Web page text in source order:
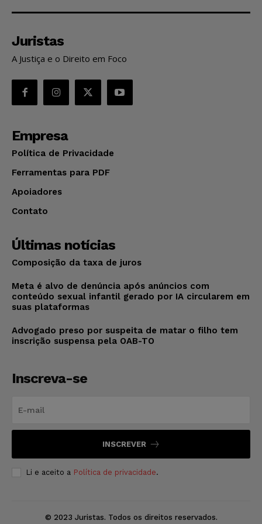
Juristas
A Justiça e o Direito em Foco
Empresa
Política de Privacidade
Ferramentas para PDF
Apoiadores
Contato
Últimas notícias
Composição da taxa de juros
Meta é alvo de denúncia após anúncios com
conteúdo sexual infantil gerado por IA circularem em
suas plataformas
Advogado preso por suspeita de matar o filho tem
inscrição suspensa pela OAB-TO
Inscreva-se
INSCREVER
Li e aceito a Política de privacidade.
© 2023 Juristas. Todos os direitos reservados.